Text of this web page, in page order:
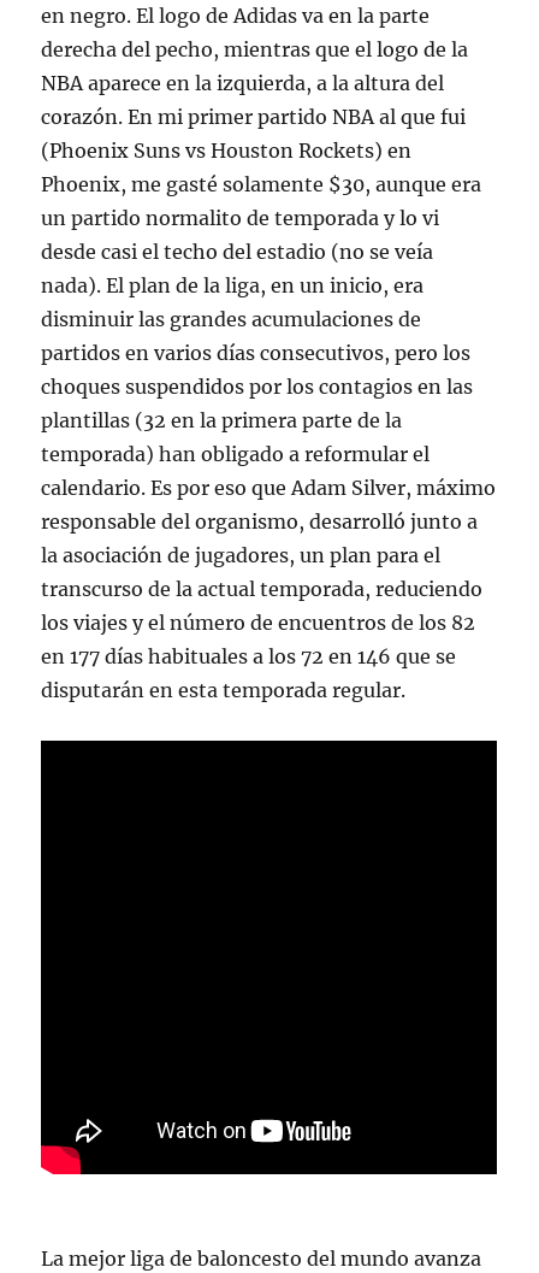
en negro. El logo de Adidas va en la parte
derecha del pecho, mientras que el logo de la
NBA aparece en la izquierda, a la altura del
corazón. En mi primer partido NBA al que fui
(Phoenix Suns vs Houston Rockets) en
Phoenix, me gasté solamente $30, aunque era
un partido normalito de temporada y lo vi
desde casi el techo del estadio (no se veía
nada). El plan de la liga, en un inicio, era
disminuir las grandes acumulaciones de
partidos en varios días consecutivos, pero los
choques suspendidos por los contagios en las
plantillas (32 en la primera parte de la
temporada) han obligado a reformular el
calendario. Es por eso que Adam Silver, máximo
responsable del organismo, desarrolló junto a
la asociación de jugadores, un plan para el
transcurso de la actual temporada, reduciendo
los viajes y el número de encuentros de los 82
en 177 días habituales a los 72 en 146 que se
disputarán en esta temporada regular.
La mejor liga de baloncesto del mundo avanza